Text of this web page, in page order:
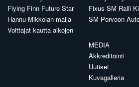
Flying Finn Future Star
Hannu Mikkolan malja
Voittajat kautta aikojen
Fixus SM Ralli
SM Porvoon
MEDIA
Akkreditointi
Uutiset
Kuvagalleria